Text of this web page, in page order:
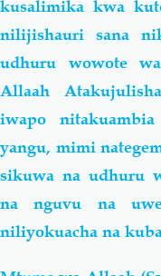
kusalimika kwa
nilijishauri sana
udhuru wowote
Allaah
iwapo
yangu, mimi
sikuwa na udhuru
na nguvu na
niliyokuacha na